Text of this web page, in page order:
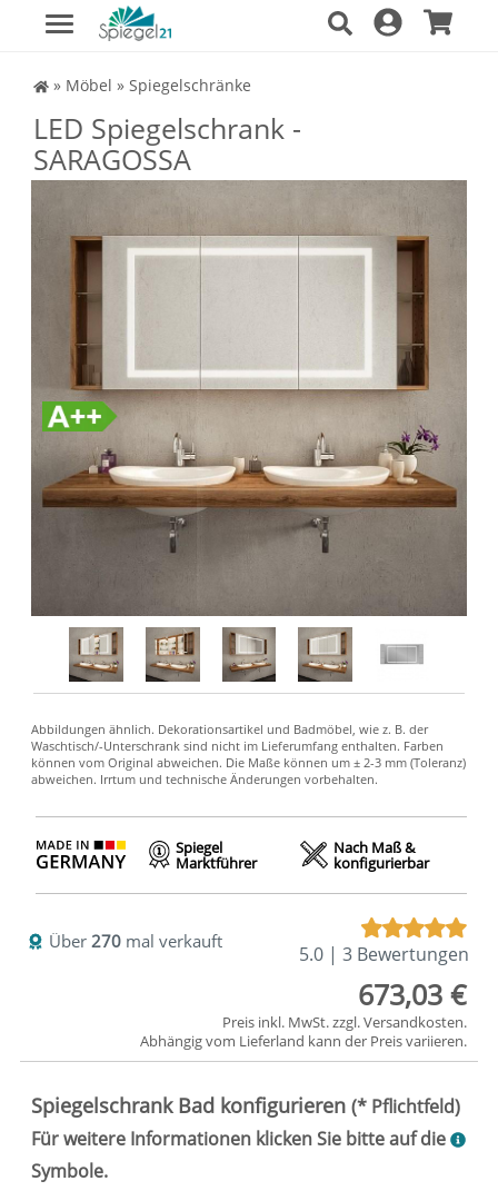
Spiegel Shop
» Möbel » Spiegelschränke
LED Spiegelschrank -
SARAGOSSA
Spiegel
Marktführer
Nach Maß &
konfigurierbar
Über 270 mal verkauft
5.0 | 3 Bewertungen
673,03 €
Preis inkl. MwSt. zzgl.Versandkosten.
Abhängig vom Lieferland kann der Preis variieren.